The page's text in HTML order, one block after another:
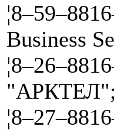
Business
"АРКТЕЛ";